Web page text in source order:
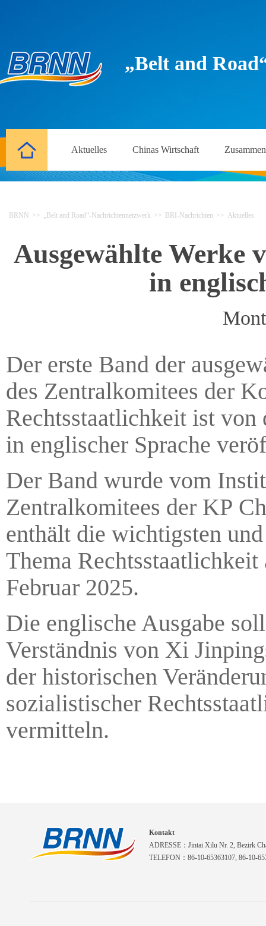
„Belt and
Aktuelles Chinas Wirtschaft
BRNN >> „Belt and Road“-Nachrichtennetzwerk >> BRI-Nachrichten >> Aktuelles
Ausgewählte Werke
in
Der erste Band der
des Zentralkomitees der
Rechtsstaatlichkeit ist
in englischer Sprache
Der Band wurde vom
Zentralkomitees der KP
enthält die wichtigsten
Thema
Februar 2025.
Die englische Ausgabe
Verständnis von Xi
der historischen
sozialistischer
vermitteln.
Kontakt
ADRESSE：Jintai Xilu Nr. 2, Bezirk
TELEFON：86-10-65363107, 86-10-